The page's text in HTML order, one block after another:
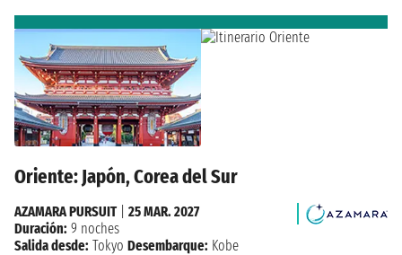
Oriente: Japón, Corea del Sur
AZAMARA PURSUIT| 25 MAR. 2027
Duración: 9 noches
Salida desde: Tokyo Desembarque: Kobe